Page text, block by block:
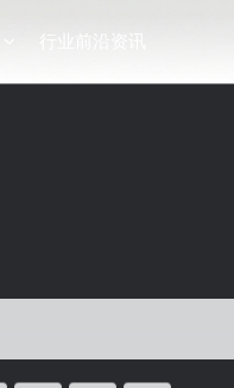
行业前沿资讯